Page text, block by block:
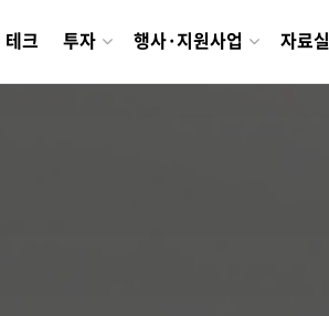
테크 투자 행사·지원사업 자료실